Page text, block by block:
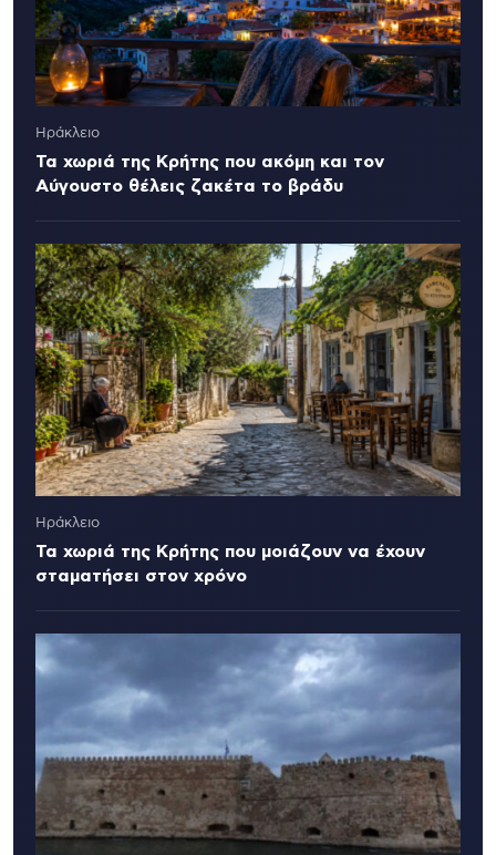
Ηράκλειο
Τα χωριά της Κρήτης που ακόμη και τον
Αύγουστο θέλεις ζακέτα το βράδυ
Ηράκλειο
Τα χωριά της Κρήτης που μοιάζουν να έχουν
σταματήσει στον χρόνο